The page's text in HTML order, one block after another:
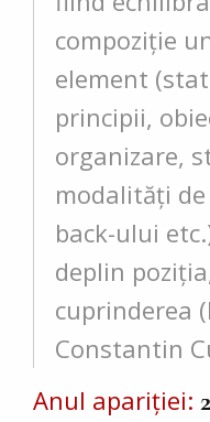
compoziţie
element
principii,
organizare,
modalităţi
back-ului
deplin
cuprinderea
Constantin
Anul apariției